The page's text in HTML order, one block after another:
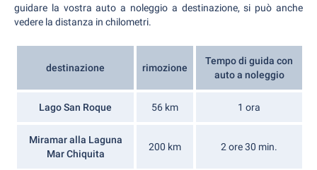
guidare la vostra auto a noleggio a destinazione, si può anche
vedere la distanza in chilometri.
destinazione rimozione
Tempo di guida con
auto a noleggio
Lago San Roque 56 km 1 ora
Miramar alla Laguna
Mar Chiquita
200 km 2 ore 30 min.